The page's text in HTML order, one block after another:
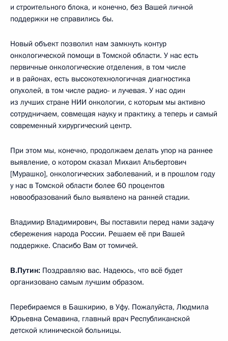
и строительного блока, и конечно, без Вашей личной
поддержки не справились бы.
Новый объект позволил нам замкнуть контур
онкологической помощи в Томской области. У нас есть
первичные онкологические отделения, в том числе
и в районах, есть высокотехнологичная диагностика
опухолей, в том числе радио- и лучевая. У нас один
из лучших стране НИИ онкологии, с которым мы активно
сотрудничаем, совмещая науку и практику, а теперь и самый
современный хирургический центр.
При этом мы, конечно, продолжаем делать упор на раннее
выявление, о котором сказал Михаил Альбертович
[Мурашко], онкологических заболеваний, и в прошлом году
у нас в Томской области более 60 процентов
новообразований было выявлено на ранней стадии.
Владимир Владимирович, Вы поставили перед нами задачу
сбережения народа России. Решаем её при Вашей
поддержке. Спасибо Вам от томичей.
В.Путин: Поздравляю вас. Надеюсь, что всё будет
организовано самым лучшим образом.
Перебираемся в Башкирию, в Уфу. Пожалуйста, Людмила
Юрьевна Семавина, главный врач Республиканской
детской клинической больницы.